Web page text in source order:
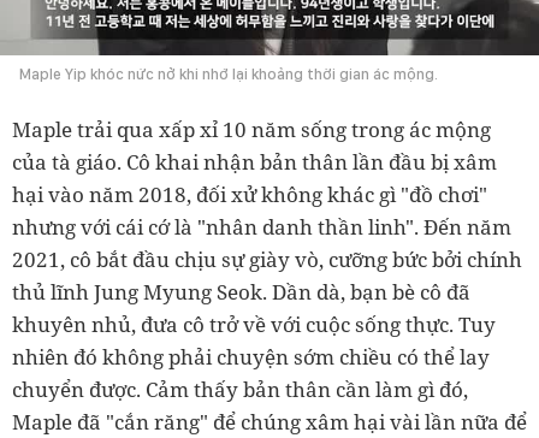
Maple Yip khóc nức nở khi nhớ lại khoảng thời gian ác mộng.
Maple trải qua xấp xỉ 10 năm sống trong ác mộng
của tà giáo. Cô khai nhận bản thân lần đầu bị xâm
hại vào năm 2018, đối xử không khác gì "đồ chơi"
nhưng với cái cớ là "nhân danh thần linh". Đến năm
2021, cô bắt đầu chịu sự giày vò, cưỡng bức bởi chính
thủ lĩnh Jung Myung Seok. Dần dà, bạn bè cô đã
khuyên nhủ, đưa cô trở về với cuộc sống thực. Tuy
nhiên đó không phải chuyện sớm chiều có thể lay
chuyển được. Cảm thấy bản thân cần làm gì đó,
Maple đã "cắn răng" để chúng xâm hại vài lần nữa để